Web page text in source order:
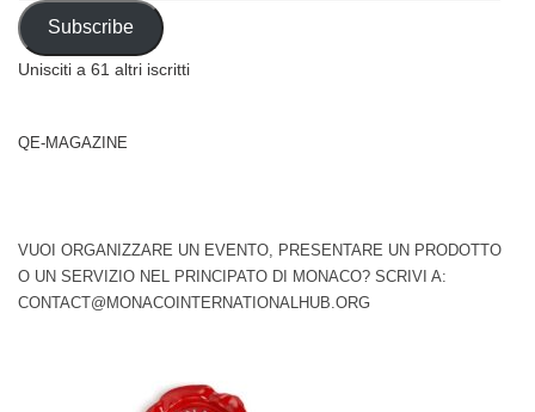
Address
Subscribe
Unisciti a 61 altri iscritti
QE-MAGAZINE
VUOI ORGANIZZARE UN EVENTO, PRESENTARE UN PRODOTTO
O UN SERVIZIO NEL PRINCIPATO DI MONACO? SCRIVI A:
CONTACT@MONACOINTERNATIONALHUB.ORG